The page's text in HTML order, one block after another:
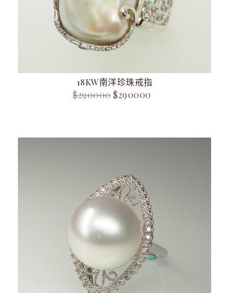
18KW南洋珍珠戒指
$290000 $290000